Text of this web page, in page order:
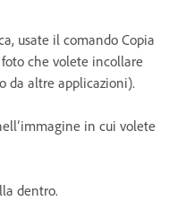
usate il comando Copia
che volete incollare
da altre applicazioni).
in cui volete
dentro.